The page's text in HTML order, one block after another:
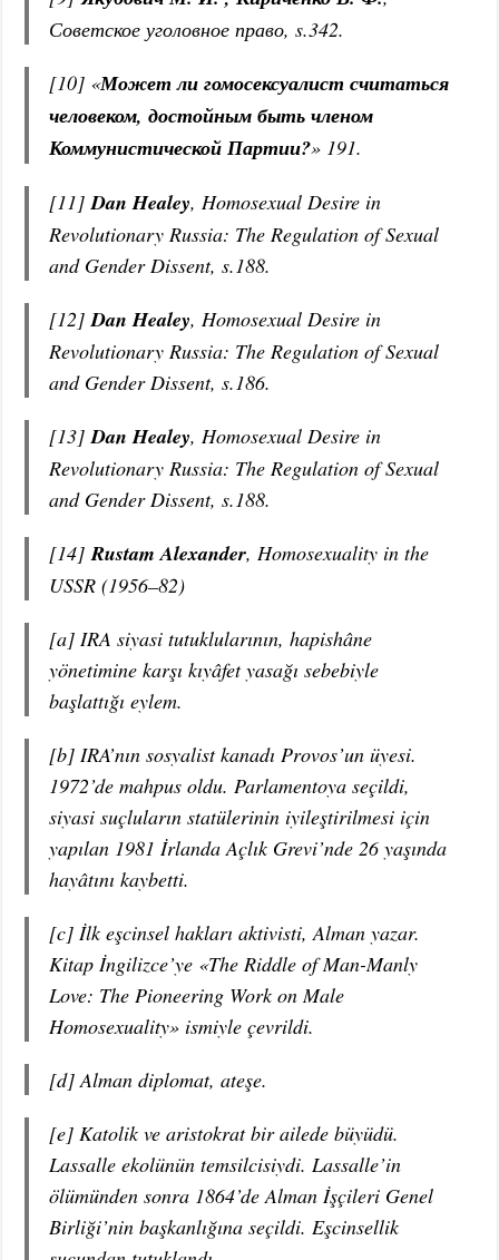
Советское уголовное право, s.342.
[10] «Может ли гомосексуалист считаться
человеком, достойным быть членом
Коммунистической Партии?» 191.
[11] Dan Healey, Homosexual Desire in
Revolutionary Russia: The Regulation of Sexual
and Gender Dissent, s.188.
[12] Dan Healey, Homosexual Desire in
Revolutionary Russia: The Regulation of Sexual
and Gender Dissent, s.186.
[13] Dan Healey, Homosexual Desire in
Revolutionary Russia: The Regulation of Sexual
and Gender Dissent, s.188.
[14]Rustam Alexander, Homosexuality in the
USSR (1956–82)
[a] IRA siyasi tutuklularının, hapishâne
yönetimine karşı kıyâfet yasağı sebebiyle
başlattığı eylem.
[b] IRA’nın sosyalist kanadı Provos’un üyesi.
1972’de mahpus oldu. Parlamentoya seçildi,
siyasi suçluların statülerinin iyileştirilmesi için
yapılan 1981 İrlanda Açlık Grevi’nde 26 yaşında
hayâtını kaybetti.
[c] İlk eşcinsel hakları aktivisti, Alman yazar.
Kitap İngilizce’ye «The Riddle of Man-Manly
Love: The Pioneering Work on Male
Homosexuality» ismiyle çevrildi.
[d] Alman diplomat, ateşe.
[e] Katolik ve aristokrat bir ailede büyüdü.
Lassalle ekolünün temsilcisiydi. Lassalle’in
ölümünden sonra 1864’de Alman İşçileri Genel
Birliği’nin başkanlığına seçildi. Eşcinsellik